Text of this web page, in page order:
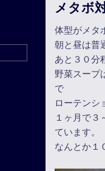
メタボ
体型がメタ
朝と昼は普
あと３０分
野菜スープ
で
ローテンシ
１ヶ月で３
ています。
なんとか１